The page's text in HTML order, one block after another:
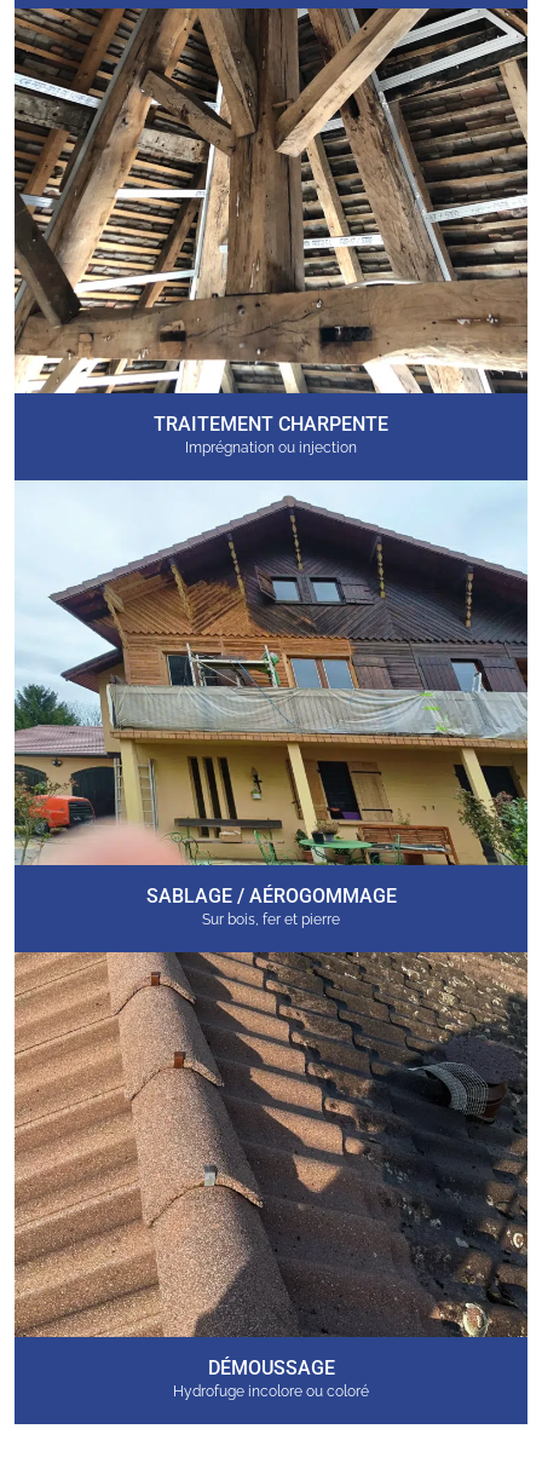
TRAITEMENT CHARPENTE
Imprégnation ou injection
SABLAGE / AÉROGOMMAGE
Sur bois, fer et pierre
DÉMOUSSAGE
Hydrofuge incolore ou coloré